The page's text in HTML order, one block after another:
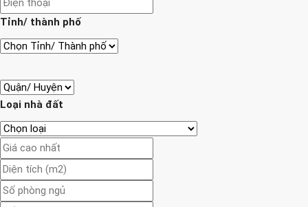
Tỉnh/ thành phố
Loại nhà đất